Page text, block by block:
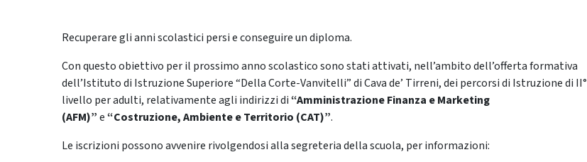
Recuperare gli anni scolastici persi e conseguire un diploma.
Con questo obiettivo per il prossimo anno scolastico sono stati attivati, nell’ambito dell’offerta formativa
dell’Istituto di Istruzione Superiore “Della Corte-Vanvitelli” di Cava de’ Tirreni, dei percorsi di Istruzione di II°
livello per adulti, relativamente agli indirizzi di“Amministrazione Finanza e Marketing
(AFM)”e“Costruzione, Ambiente e Territorio (CAT)”.
Le iscrizioni possono avvenire rivolgendosi alla segreteria della scuola, per informazioni: